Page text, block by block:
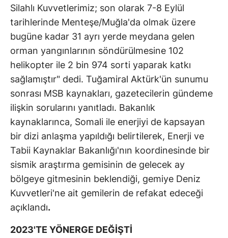
Silahlı Kuvvetlerimiz; son olarak 7-8 Eylül
tarihlerinde Menteşe/Muğla'da olmak üzere
bugüne kadar 31 ayrı yerde meydana gelen
orman yangınlarının söndürülmesine 102
helikopter ile 2 bin 974 sorti yaparak katkı
sağlamıştır" dedi. Tuğamiral Aktürk'ün sunumu
sonrası MSB kaynakları, gazetecilerin gündeme
ilişkin sorularını yanıtladı. Bakanlık
kaynaklarınca, Somali ile enerjiyi de kapsayan
bir dizi anlaşma yapıldığı belirtilerek, Enerji ve
Tabii Kaynaklar Bakanlığı'nın koordinesinde bir
sismik araştırma gemisinin de gelecek ay
bölgeye gitmesinin beklendiği, gemiye Deniz
Kuvvetleri'ne ait gemilerin de refakat edeceği
açıklandı.
2023'TE YÖNERGE DEĞİŞTİ